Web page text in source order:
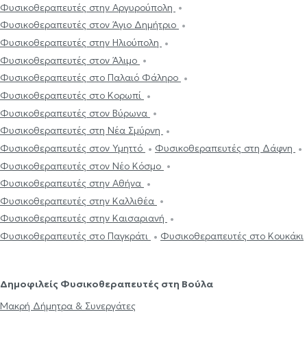
Φυσικοθεραπευτές στην Αργυρούπολη
Φυσικοθεραπευτές στον Άγιο Δημήτριο
Φυσικοθεραπευτές στην Ηλιούπολη
Φυσικοθεραπευτές στον Άλιμο
Φυσικοθεραπευτές στο Παλαιό Φάληρο
Φυσικοθεραπευτές στο Κορωπί
Φυσικοθεραπευτές στον Βύρωνα
Φυσικοθεραπευτές στη Νέα Σμύρνη
Φυσικοθεραπευτές στον Υμηττό
Φυσικοθεραπευτές στη Δάφνη
Φυσικοθεραπευτές στον Νέο Κόσμο
Φυσικοθεραπευτές στην Αθήνα
Φυσικοθεραπευτές στην Καλλιθέα
Φυσικοθεραπευτές στην Καισαριανή
Φυσικοθεραπευτές στο Παγκράτι
Φυσικοθεραπευτές στο Κουκάκι
Δημοφιλείς Φυσικοθεραπευτές στη Βούλα
Μακρή Δήμητρα & Συνεργάτες